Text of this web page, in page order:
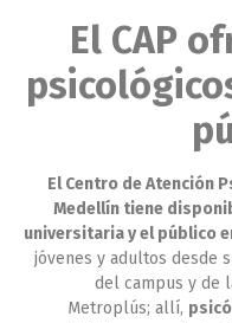
El CAP
El Centro de Atención
Medellín tiene
universitaria y el público
jóvenes y adultos desde
del campus y de
Metroplús; allí,